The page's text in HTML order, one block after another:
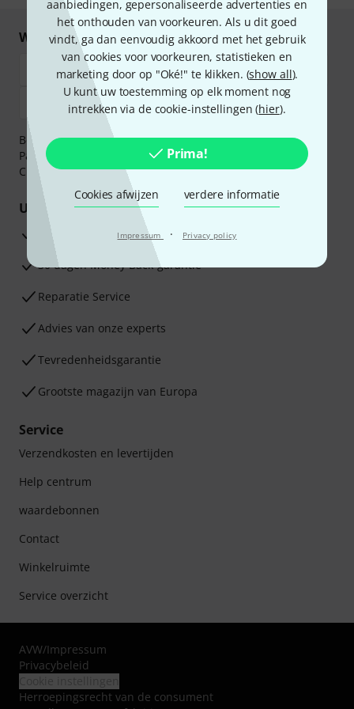
aanbiedingen, gepersonaliseerde advertenties en
het onthouden van voorkeuren. Als u dit goed
vindt, ga dan eenvoudig akkoord met het gebruik
van cookies voor voorkeuren, statistieken en
marketing door op "Oké!" te klikken. (show all).
U kunt uw toestemming op elk moment nog
intrekken via de cookie-instellingen (hier).
Prima!
Cookies afwijzen verdere informatie
Impressum · Privacy policy
Winkel en betaal veilig
Betaalt u veilig en vertrouwd met Bankoverschrijving,
PayPal, iDEAL,
Klarna Betaal Nu,Klarna Betaal in 3
Creditcard.
Uw voordelen
3 jaar Thomann garantie
30 dagen Money Back-garantie
Reparatie Service
Advies van onze experts
Tevredenheidsgarantie
Grootste magazijn van Europa
Service
Verzendkosten en levertijden
Help centrum
waardebonnen
Contact
Winkelruimte
Service overzicht
AVW/Impressum
Privacybeleid
Herroepingsrecht van de consument